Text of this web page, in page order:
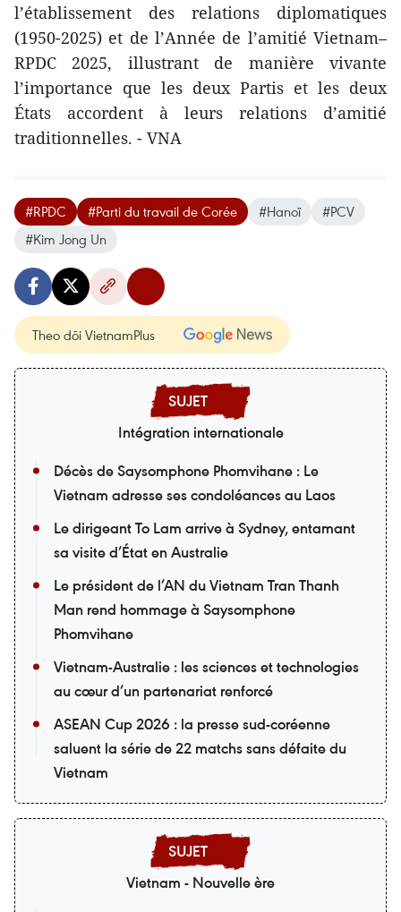
l’établissement des relations diplomatiques
(1950-2025) et de l’Année de l’amitié Vietnam–
RPDC 2025, illustrant de manière vivante
l’importance que les deux Partis et les deux
États accordent à leurs relations d’amitié
traditionnelles. - VNA
#RPDC #Parti du travail de Corée #Hanoï
#PCV
#Kim Jong Un
Theo dõi VietnamPlus
Intégration internationale
Décès de Saysomphone Phomvihane : Le
Vietnam adresse ses condoléances au Laos
Le dirigeant To Lam arrive à Sydney, entamant
sa visite d’État en Australie
Le président de l’AN du Vietnam Tran Thanh
Man rend hommage à Saysomphone
Phomvihane
Vietnam-Australie : les sciences et technologies
au cœur d’un partenariat renforcé
ASEAN Cup 2026 : la presse sud-coréenne
saluent la série de 22 matchs sans défaite du
Vietnam
Vietnam - Nouvelle ère